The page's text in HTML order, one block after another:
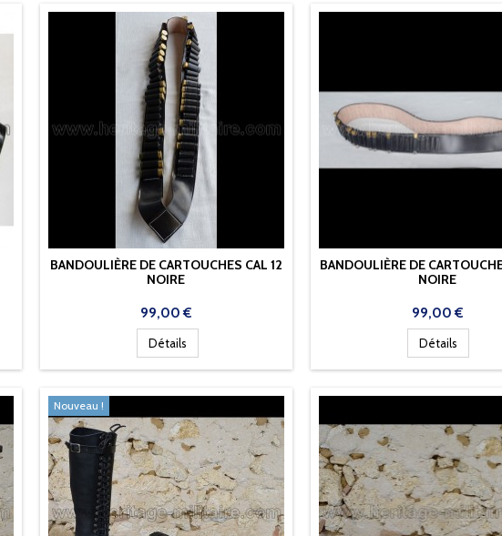
BANDOULIÈRE DE CARTOUCHES CAL 12
NOIRE
Prix
99,00 €
Détails
BANDOULIÈRE DE
NOIRE
Prix
99,00 €
Détails
Nouveau !